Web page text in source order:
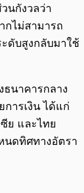
นกังวลว่า
กไม่สามารถ
ดับสูงกลับมาใช้
นาคารกลาง
ารเงิน ได้แก่
ย และไทย
นดทิศทางอัตรา